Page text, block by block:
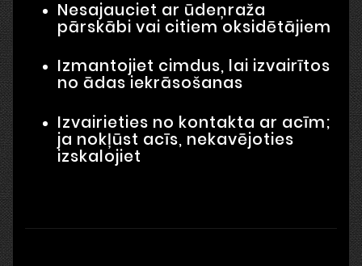
Nesajauciet ar ūdeņraža
pārskābi vai citiem oksidētājiem
Izmantojiet cimdus, lai izvairītos
no ādas iekrāsošanas
Izvairieties no kontakta ar acīm;
ja nokļūst acīs, nekavējoties
izskalojiet